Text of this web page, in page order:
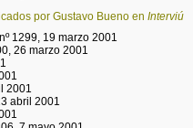
por Gustavo Bueno en Interviú
1299, 19 marzo 2001
26 marzo 2001
2001
abril 2001